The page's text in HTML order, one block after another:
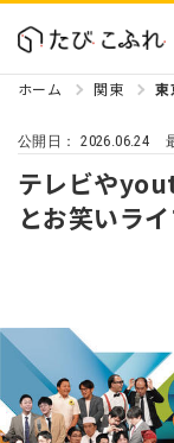
ホーム 関東 東
公開日：2026.06.24
テレビや
とお笑いラ